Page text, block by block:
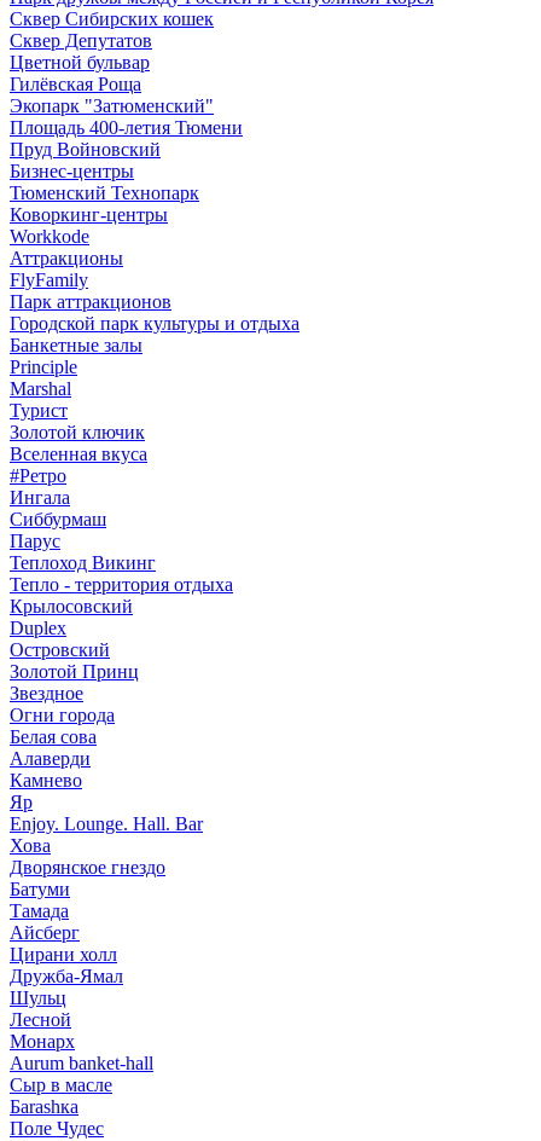
Сквер Сибирских кошек
Сквер Депутатов
Цветной бульвар
Гилёвская Роща
Экопарк "Затюменский"
Площадь 400-летия Тюмени
Пруд Войновский
Бизнес-центры
Тюменский Технопарк
Коворкинг-центры
Workkode
Аттракционы
FlyFamily
Парк аттракционов
Городской парк культуры и отдыха
Банкетные залы
Principle
Marshal
Турист
Золотой ключик
Вселенная вкуса
#Ретро
Ингала
Сиббурмаш
Парус
Теплоход Викинг
Тепло - территория отдыха
Крылосовский
Duplex
Островский
Золотой Принц
Звездное
Огни города
Белая сова
Алаверди
Камнево
Яр
Enjoy. Lounge. Hall. Bar
Хова
Дворянское гнездо
Батуми
Тамада
Айсберг
Цирани холл
Дружба-Ямал
Шульц
Лесной
Монарх
Aurum banket-hall
Сыр в масле
Баrаshка
Поле Чудес